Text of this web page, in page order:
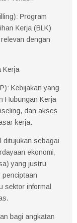
Program
Kerja (BLK)
dengan
Kerja
Kebijakan yang
Hubungan Kerja
dan akses
kerja.
ditujukan sebagai
ekonomi,
yang justru
penciptaan
sektor informal
bagi angkatan